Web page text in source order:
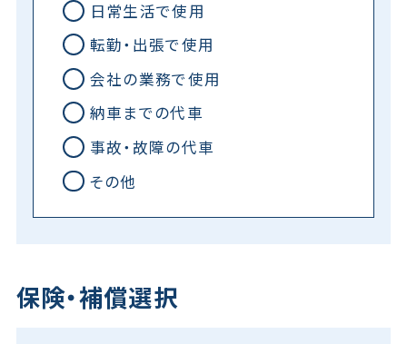
日常生活で使用
転勤・出張で使用
会社の業務で使用
納車までの代車
事故・故障の代車
その他
保険・補償選択